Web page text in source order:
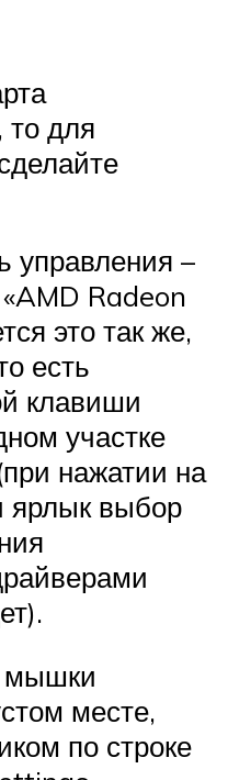
то для
управления –
Radeon
это так же,
есть
клавиши
участке
нажатии на
ярлык выбор
мышки
месте,
по строке